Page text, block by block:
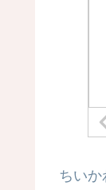
ちいか